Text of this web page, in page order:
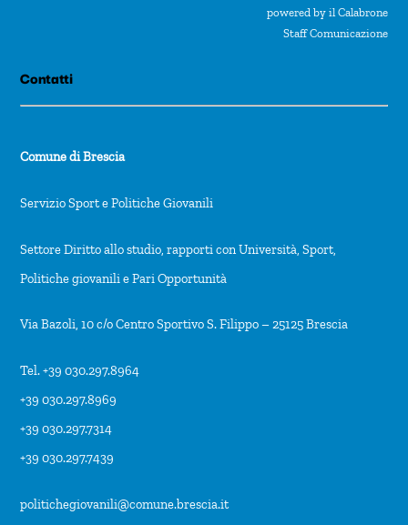
powered by il Calabrone
Staff Comunicazione
Contatti
Comune di Brescia
Servizio Sport e Politiche Giovanili
Settore Diritto allo studio, rapporti con Università, Sport,
Politiche giovanili e Pari Opportunità
Via Bazoli, 10 c/o Centro Sportivo S. Filippo – 25125 Brescia
Tel. +39 030.297.8964
+39 030.297.8969
+39 030.297.7314
+39 030.297.7439
politichegiovanili@comune.brescia.it